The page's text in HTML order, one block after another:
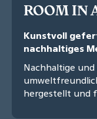
ROOM IN
Kunstvoll
nachhaltiges
Nachhaltige
hergestellt und